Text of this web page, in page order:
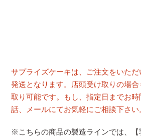
サプライズケーキは、ご注文をいた
発送となります。店頭受け取りの場
取り可能です。もし、指定日までお
話、メールにてお気軽にご相談下さい
※こちらの商品の製造ラインでは、【